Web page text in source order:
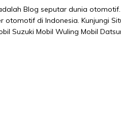
Blog seputar dunia
di Indonesia. Kunjungi
Suzuki Mobil Wuling Mobil